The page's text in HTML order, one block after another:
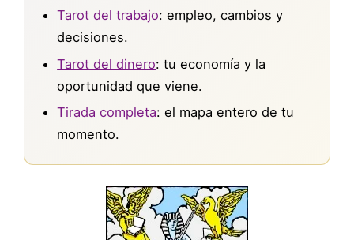
Tarot del trabajo: empleo, cambios y
decisiones.
Tarot del dinero: tu economía y la
oportunidad que viene.
Tirada completa: el mapa entero de tu
momento.